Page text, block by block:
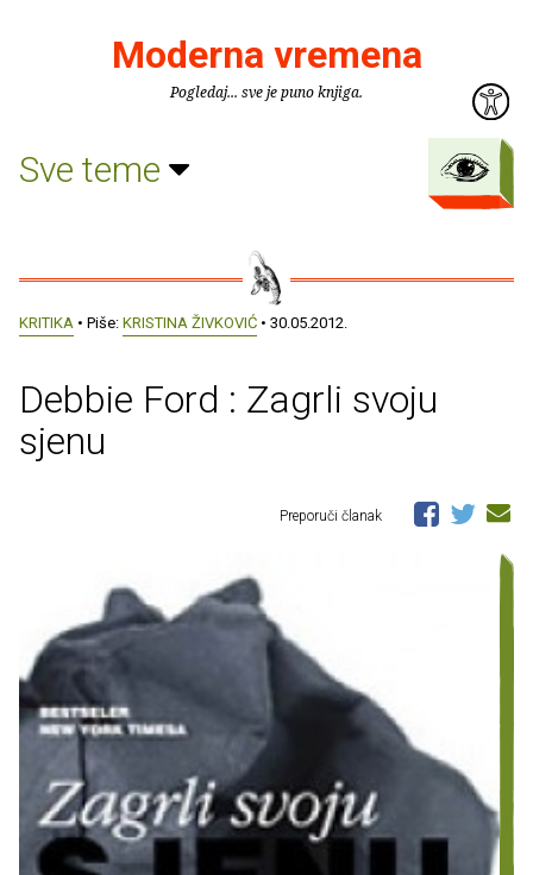
Moderna vremena
Pogledaj... sve je puno knjiga.
Sve teme
KRITIKA • Piše: KRISTINA ŽIVKOVIĆ • 30.05.2012.
Debbie Ford : Zagrli svoju
sjenu
Preporuči članak